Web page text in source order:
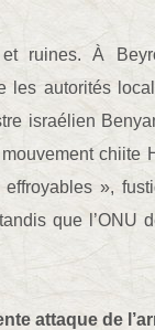
ruines. À
les autorités
israélien
chiite
»,
que l’ONU
attaque de